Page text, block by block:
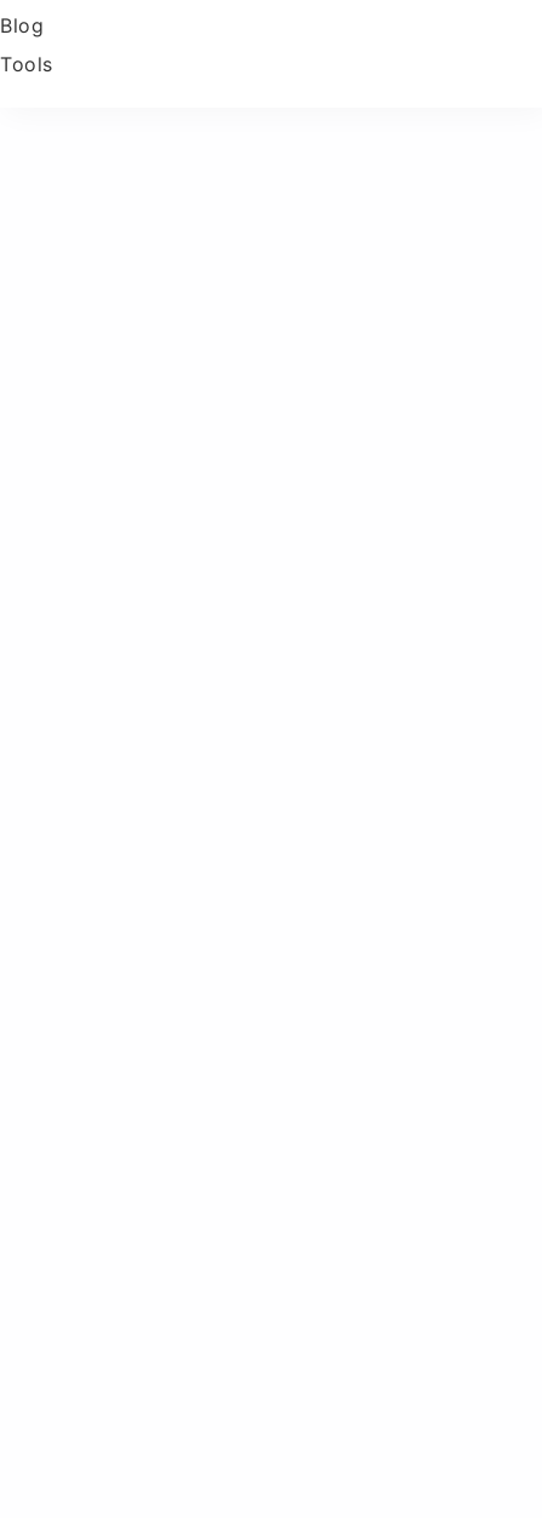
Blog
Tools